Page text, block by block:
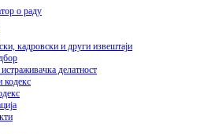
о раду
кадровски и други извештаји
делатност
кодекс